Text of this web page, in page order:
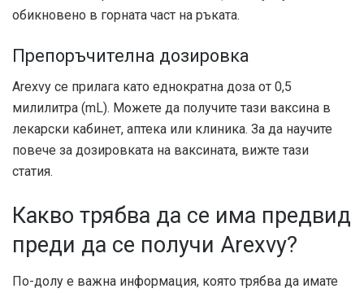
обикновено в горната част на ръката.
Препоръчителна дозировка
Arexvy се прилага като еднократна доза от 0,5
милилитра (mL). Можете да получите тази ваксина в
лекарски кабинет, аптека или клиника. За да научите
повече за дозировката на ваксината, вижте тази
статия.
Какво трябва да се има предвид
преди да се получи Arexvy?
По-долу е важна информация, която трябва да имате